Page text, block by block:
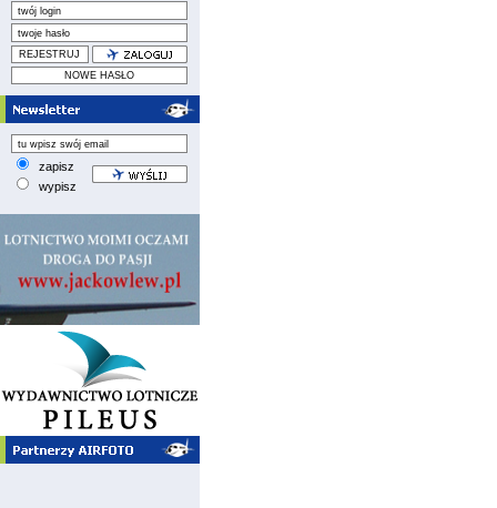
zapisz
wypisz